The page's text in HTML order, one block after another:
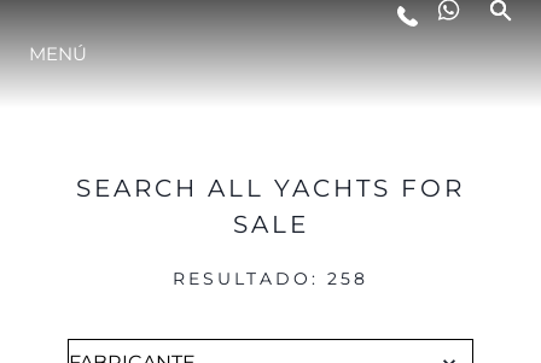
ESTILO DE VIDA
INNOVACIÓN
EL EQUIPO
MENÚ
SEARCH ALL YACHTS FOR
SALE
RESULTADO : 258